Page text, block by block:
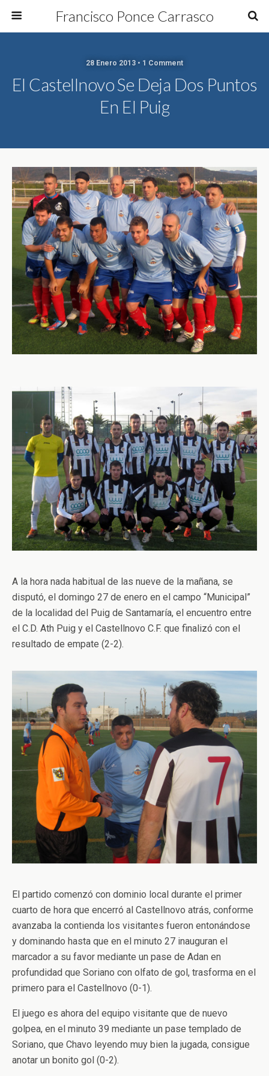
Francisco Ponce Carrasco
28 Enero 2013 • 1 Comment
El Castellnovo Se Deja Dos Puntos
En El Puig
A la hora nada habitual de las nueve de la mañana, se
disputó, el domingo 27 de enero en el campo “Municipal”
de la localidad del Puig de Santamaría, el encuentro entre
el C.D. Ath Puig y el Castellnovo C.F. que finalizó con el
resultado de empate (2-2).
El partido comenzó con dominio local durante el primer
cuarto de hora que encerró al Castellnovo atrás, conforme
avanzaba la contienda los visitantes fueron entonándose
y dominando hasta que en el minuto 27 inauguran el
marcador a su favor mediante un pase de Adan en
profundidad que Soriano con olfato de gol, trasforma en el
primero para el Castellnovo (0-1).
El juego es ahora del equipo visitante que de nuevo
golpea, en el minuto 39 mediante un pase templado de
Soriano, que Chavo leyendo muy bien la jugada, consigue
anotar un bonito gol (0-2).